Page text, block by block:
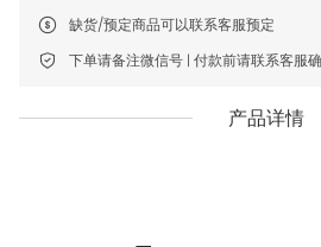
缺货/预定商品可以联系客服预定
下单请备注微信号 | 付款前请联系客服
产品详情